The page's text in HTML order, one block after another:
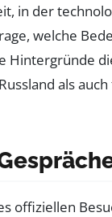
in der
welche
Hintergründe
als
offiziellen